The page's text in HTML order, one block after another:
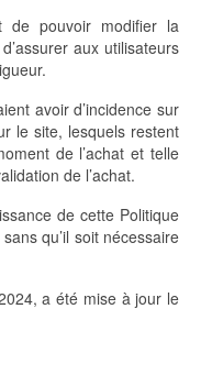
de pouvoir modifier la
aux utilisateurs
avoir d’incidence sur
le site, lesquels restent
de l’achat et telle
de l’achat.
de cette Politique
qu’il soit nécessaire
a été mise à jour le